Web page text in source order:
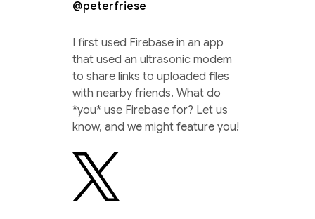
@peterfriese
I first used Firebase in an app
that used an ultrasonic modem
to share links to uploaded files
with nearby friends. What do
*you* use Firebase for? Let us
know, and we might feature you!